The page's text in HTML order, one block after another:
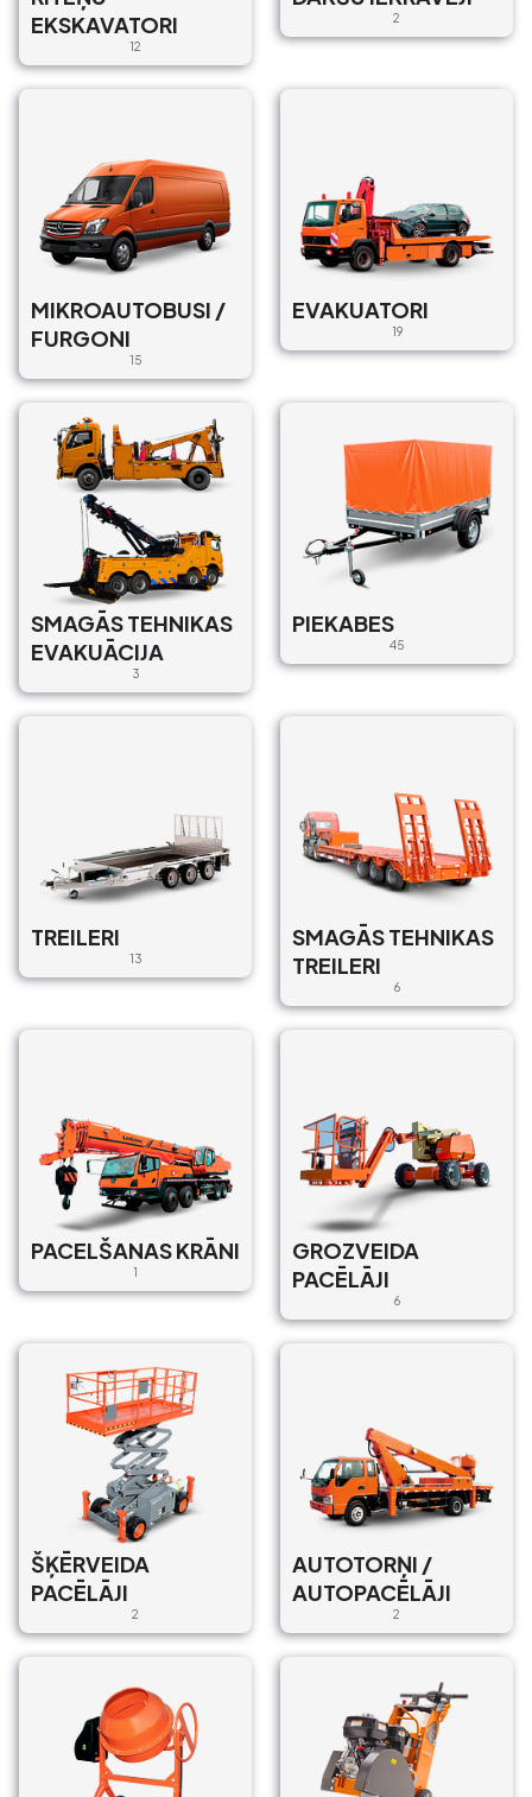
EKSKAVATORI
12
2
MIKROAUTOBUSI /
FURGONI
15
EVAKUATORI
19
SMAGĀS TEHNIKAS
EVAKUĀCIJA
3
PIEKABES
45
TREILERI
13
SMAGĀS TEHNIKAS
TREILERI
6
PACELŠANAS KRĀNI
1
GROZVEIDA
PACĒLĀJI
6
ŠĶĒRVEIDA
PACĒLĀJI
2
AUTOTORŅI /
AUTOPACĒLĀJI
2